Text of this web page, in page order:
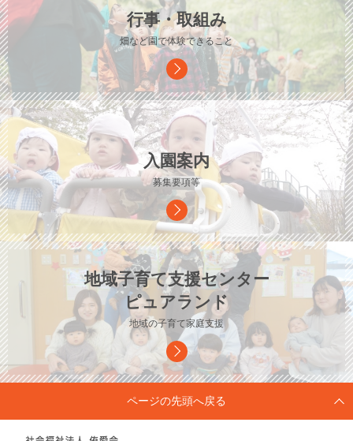
行事・取組み
畑など園で体験できること
入園案内
募集要項等
地域子育て支援センター
ピュアランド
地域の子育て家庭支援
ページの先頭へ戻る